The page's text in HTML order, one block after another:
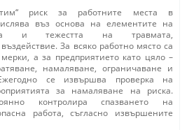
риск за работните места в
въз основа на елементите на
и тежестта на травмата,
За всяко работно място са
а за предприятието като цяло –
намаляване, ограничаване и
се извършва проверка на
за намаляване на риска.
контролира спазването на
работа, съгласно извършените